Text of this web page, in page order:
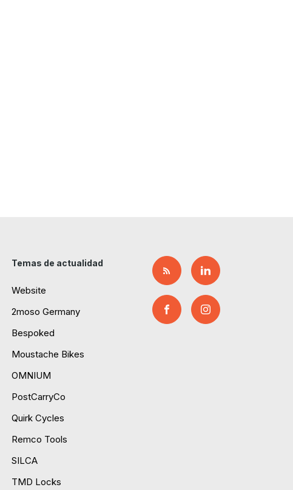
Temas de actualidad
Website
2moso Germany
Bespoked
Moustache Bikes
OMNIUM
PostCarryCo
Quirk Cycles
Remco Tools
SILCA
TMD Locks